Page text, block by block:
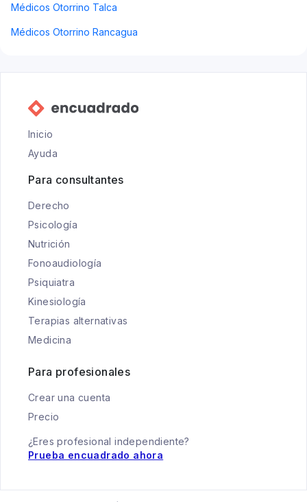
Médicos Otorrino Talca
Médicos Otorrino Rancagua
Inicio
Ayuda
Para consultantes
Derecho
Psicología
Nutrición
Fonoaudiología
Psiquiatra
Kinesiología
Terapias alternativas
Medicina
Para profesionales
Crear una cuenta
Precio
¿Eres profesional independiente?
Prueba encuadrado ahora